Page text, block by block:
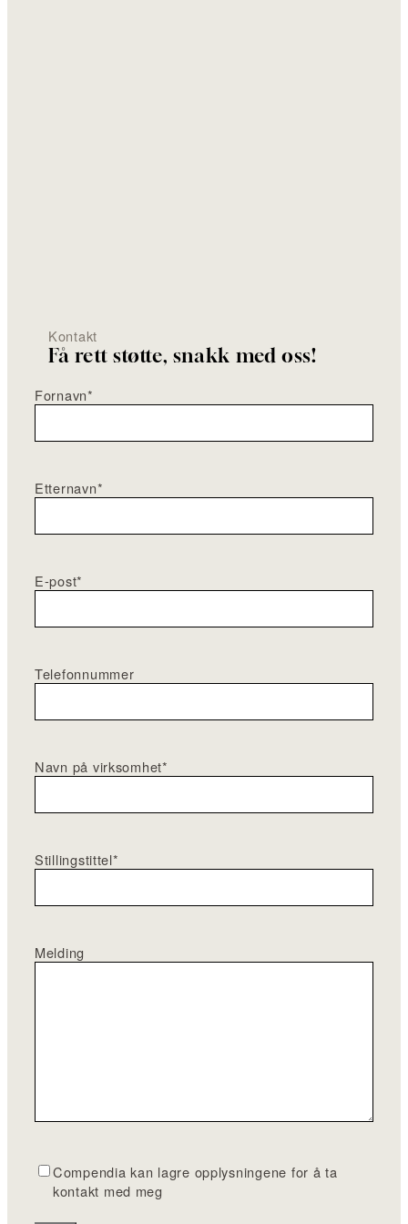
Kontakt
Få rett støtte, snakk med oss!
Fornavn*
Etternavn*
E-post*
Telefonnummer
Navn på virksomhet*
Stillingstittel*
Melding
G Compendia kan lagre opplysningene for å ta
kontakt med meg